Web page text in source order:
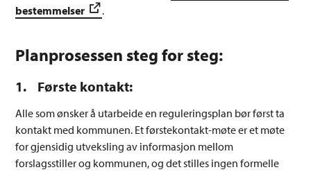
bestemmelser
.
Planprosessen steg for steg:
1. Første kontakt:
Alle som ønsker å utarbeide en reguleringsplan bør først ta
kontakt med kommunen. Et førstekontakt-møte er et møte
for gjensidig utveksling av informasjon mellom
forslagsstiller og kommunen, og det stilles ingen formelle